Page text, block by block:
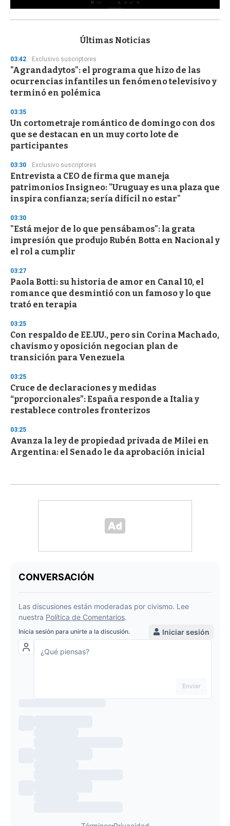
s
d
s
o
f
3
s
e
c
o
n
d
Últimas Noticias
03:42 Exclusivo suscriptores
"Agrandadytos": el programa que hizo de las
ocurrencias infantiles un fenómeno televisivo y
terminó en polémica
03:35
Un cortometraje romántico de domingo con dos
que se destacan en un muy corto lote de
participantes
03:30 Exclusivo suscriptores
Entrevista a CEO de firma que maneja
patrimonios Insigneo: "Uruguay es una plaza que
inspira confianza; sería difícil no estar"
03:30
"Está mejor de lo que pensábamos": la grata
impresión que produjo Rubén Botta en Nacional y
el rol a cumplir
03:27
Paola Botti: su historia de amor en Canal 10, el
romance que desmintió con un famoso y lo que
trató en terapia
03:25
Con respaldo de EE.UU., pero sin Corina Machado,
chavismo y oposición negocian plan de
transición para Venezuela
03:25
Cruce de declaraciones y medidas
“proporcionales”: España responde a Italia y
restablece controles fronterizos
03:25
Avanza la ley de propiedad privada de Milei en
Argentina: el Senado le da aprobación inicial